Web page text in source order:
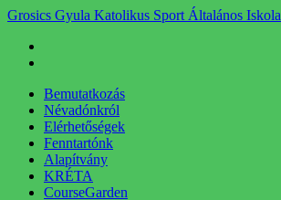
Grosics Gyula Katolikus Sport Általános Iskola
Bemutatkozás
Névadónkról
Elérhetőségek
Fenntartónk
Alapítvány
KRÉTA
CourseGarden